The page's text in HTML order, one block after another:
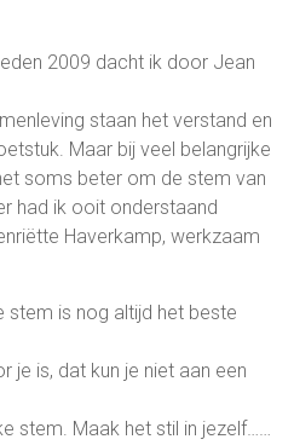
2009 dacht ik door Jean
staan het verstand en
Maar bij veel belangrijke
soms beter om de stem van
had ik ooit onderstaand
Haverkamp, werkzaam
stem is nog altijd het beste
je is, dat kun je niet aan een
stem. Maak het stil in jezelf……